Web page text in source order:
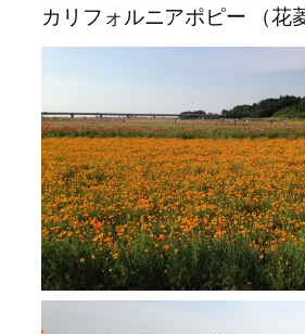
カリフォルニアポピー （花